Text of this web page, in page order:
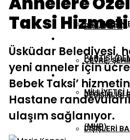
HALKLARIN
PARTISI
MILLIYETÇI
(MHP)
BAKANLIĞI
ÇEVRE,
DEĞIŞIKLIĞI
DIŞIŞLERI
TBMM
Taksi Hizmeti
Üsküdar Belediyesi,
yeni anneler için
Bebek Taksi’
Hastane
ulaşım sağlanıyor.